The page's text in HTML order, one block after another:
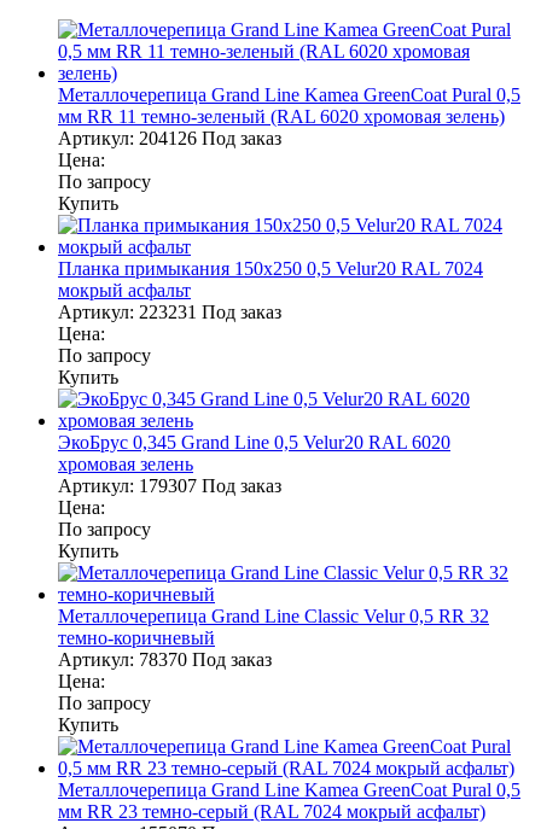
Металлочерепица Grand Line Kamea GreenCoat Pural 0,5
мм RR 11 темно-зеленый (RAL 6020 хромовая зелень)
Артикул: 204126 Под заказ
Цена:
По запросу
Купить
Планка примыкания 150х250 0,5 Velur20 RAL 7024
мокрый асфальт
Артикул: 223231 Под заказ
Цена:
По запросу
Купить
ЭкоБрус 0,345 Grand Line 0,5 Velur20 RAL 6020
хромовая зелень
Артикул: 179307 Под заказ
Цена:
По запросу
Купить
Металлочерепица Grand Line Classic Velur 0,5 RR 32
темно-коричневый
Артикул: 78370 Под заказ
Цена:
По запросу
Купить
Металлочерепица Grand Line Kamea GreenCoat Pural 0,5
мм RR 23 темно-серый (RAL 7024 мокрый асфальт)